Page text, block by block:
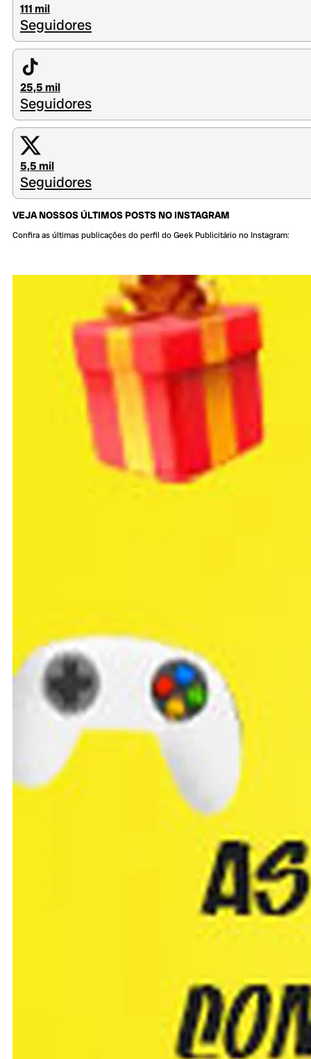
111 mil
Seguidores
25,5 mil
Seguidores
5,5 mil
Seguidores
VEJA NOSSOS ÚLTIMOS POSTS NO INSTAGRAM
Confira as últimas publicações do perfil do Geek Publicitário no Instagram: